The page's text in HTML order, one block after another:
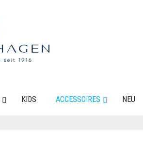
KIDS ACCESSOIRES NEU